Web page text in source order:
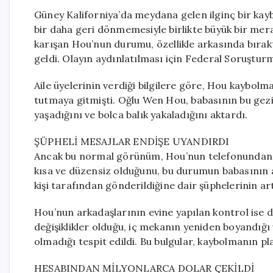
Güney Kaliforniya’da meydana gelen ilginç bir
bir daha geri dönmemesiyle birlikte büyük bir
karışan Hou’nun durumu, özellikle arkasında
geldi. Olayın aydınlatılması için Federal
Aile üyelerinin verdiği bilgilere göre, Hou
tutmaya gitmişti. Oğlu Wen Hou, babasının bu
yaşadığını ve bolca balık yakaladığını aktardı.
ŞÜPHELİ MESAJLAR ENDİŞE UYANDIRDI
Ancak bu normal görünüm, Hou’nun
kısa ve düzensiz olduğunu, bu durumun
kişi tarafından gönderildiğine dair şüphelerinin
Hou’nun arkadaşlarının evine yapılan kontrol
değişiklikler olduğu, iç mekanın yeniden
olmadığı tespit edildi. Bu bulgular, kaybolmanın
HESABINDAN MİLYONLARCA DOLAR ÇEKİLDİ